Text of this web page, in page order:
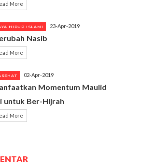
More
HIDUP ISLAMI 23-Apr-2019
Nasib
More
02-Apr-2019
Momentum Maulid
untuk Ber-Hijrah
More